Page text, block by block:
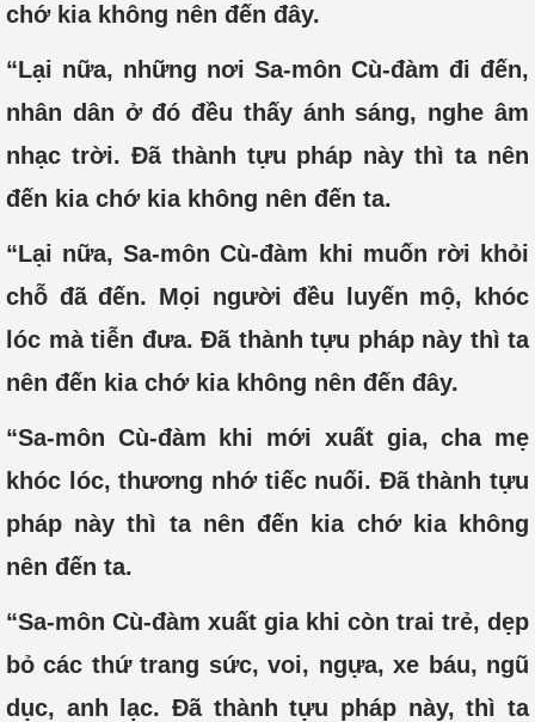
chớ kia không nên đến đây.
“Lại nữa, những nơi Sa-môn Cù-đàm đi đến,
nhân dân ở đó đều thấy ánh sáng, nghe âm
nhạc trời. Đã thành tựu pháp này thì ta nên
đến kia chớ kia không nên đến ta.
“Lại nữa, Sa-môn Cù-đàm khi muốn rời khỏi
chỗ đã đến. Mọi người đều luyến mộ, khóc
lóc mà tiễn đưa. Đã thành tựu pháp này thì ta
nên đến kia chớ kia không nên đến đây.
“Sa-môn Cù-đàm khi mới xuất gia, cha mẹ
khóc lóc, thương nhớ tiếc nuối. Đã thành tựu
pháp này thì ta nên đến kia chớ kia không
nên đến ta.
“Sa-môn Cù-đàm xuất gia khi còn trai trẻ, dẹp
bỏ các thứ trang sức, voi, ngựa, xe báu, ngũ
dục, anh lạc. Đã thành tựu pháp này, thì ta